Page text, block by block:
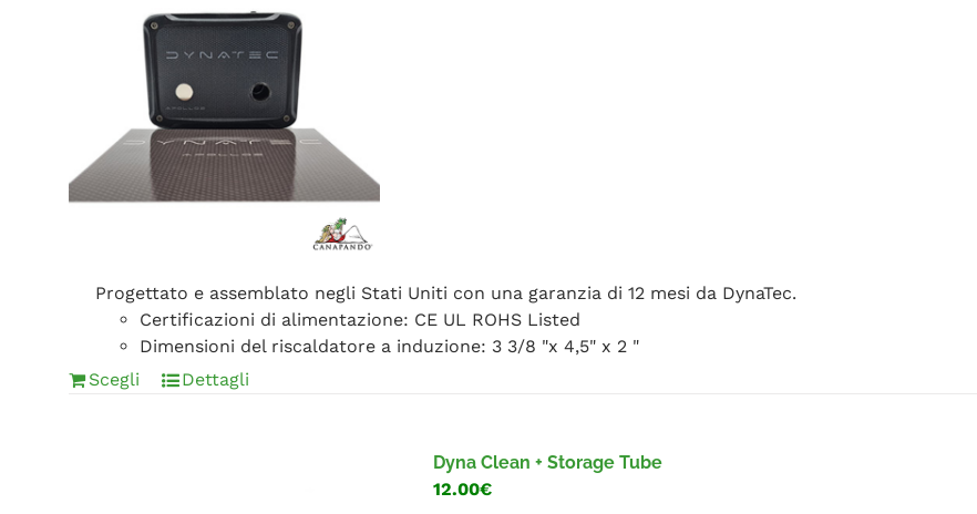
Progettato e assemblato negli Stati Uniti con una garanzia di 12 mesi da DynaTec.
Certificazioni di alimentazione: CE UL ROHS Listed
Dimensioni del riscaldatore a induzione: 3 3/8 "x 4,5" x 2 "
Scegli
Dettagli
Dyna Clean + Storage Tube
12.00€